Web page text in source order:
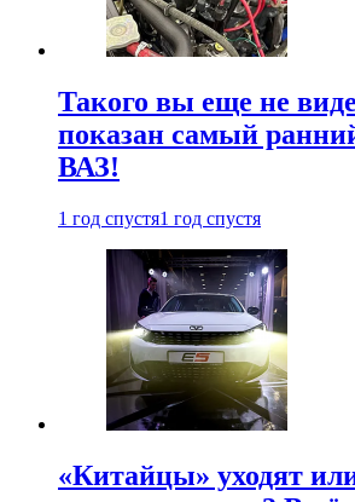
Такого вы еще не
показан самый
ВАЗ!
1 год спустя1 год спустя
«Китайцы» уходят